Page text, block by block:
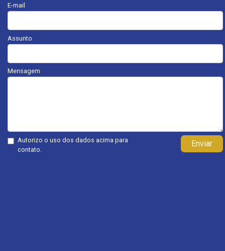
E-mail
Assunto
Mensagem
Autorizo o uso dos dados acima para
contato.
Enviar